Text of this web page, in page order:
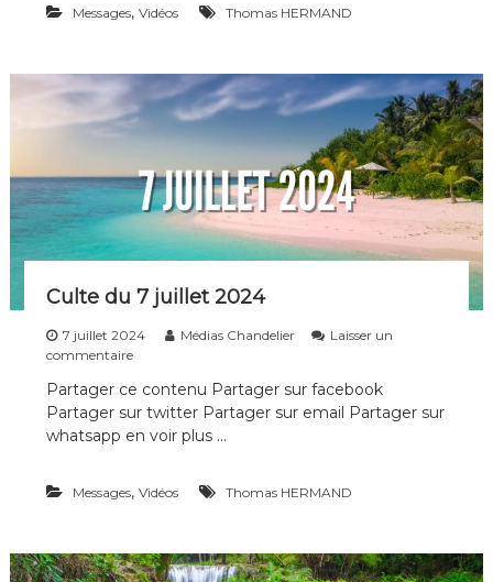
d
o
2
0
Messages, Vidéos Thomas HERMAND
Culte du 7 juillet 2024
7 juillet 2024 Médias Chandelier
Laisser un
commentaires
r
C
u
e
7
j
Partager ce contenu Partager sur facebook
Partager sur twitter Partager sur email Partager sur
whatsapp en voir plus …
Messages, Vidéos Thomas HERMAND